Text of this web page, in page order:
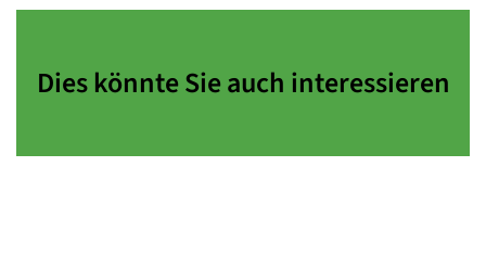
Dies könnte Sie auch interessieren